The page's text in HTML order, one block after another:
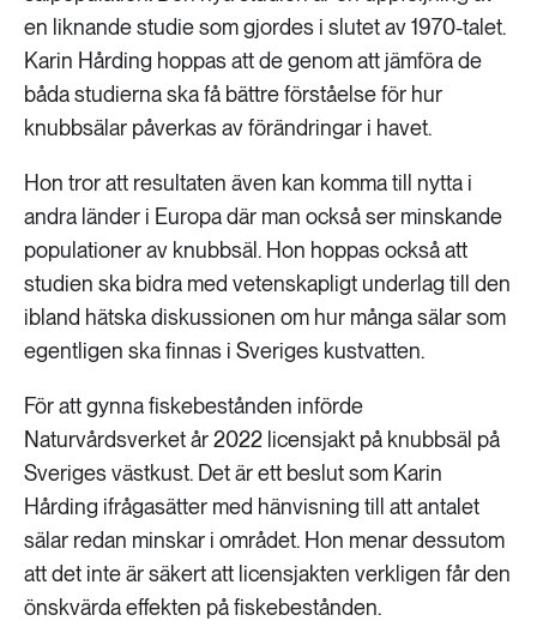
en liknande studie som gjordes i slutet av 1970-talet.
Karin Hårding hoppas att de genom att jämföra de
båda studierna ska få bättre förståelse för hur
knubbsälar påverkas av förändringar i havet.
Hon tror att resultaten även kan komma till nytta i
andra länder i Europa där man också ser minskande
populationer av knubbsäl. Hon hoppas också att
studien ska bidra med vetenskapligt underlag till den
ibland hätska diskussionen om hur många sälar som
egentligen ska finnas i Sveriges kustvatten.
För att gynna fiskebestånden införde
Naturvårdsverket år 2022 licensjakt på knubbsäl på
Sveriges västkust. Det är ett beslut som Karin
Hårding ifrågasätter med hänvisning till att antalet
sälar redan minskar i området. Hon menar dessutom
att det inte är säkert att licensjakten verkligen får den
önskvärda effekten på fiskebestånden.